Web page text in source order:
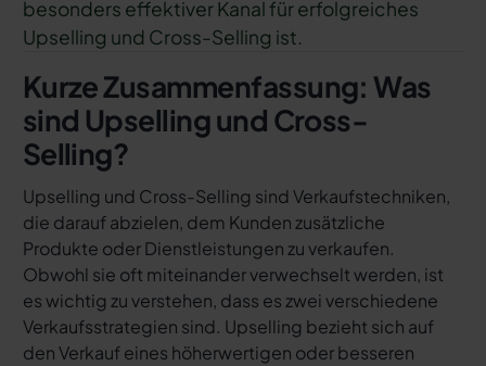
besonders effektiver Kanal für erfolgreiches
Upselling und Cross-Selling ist.
Kurze Zusammenfassung: Was
sind Upselling und Cross-
Selling?
Upselling und Cross-Selling sind Verkaufstechniken,
die darauf abzielen, dem Kunden zusätzliche
Produkte oder Dienstleistungen zu verkaufen.
Obwohl sie oft miteinander verwechselt werden, ist
es wichtig zu verstehen, dass es zwei verschiedene
Verkaufsstrategien sind. Upselling bezieht sich auf
den Verkauf eines höherwertigen oder besseren